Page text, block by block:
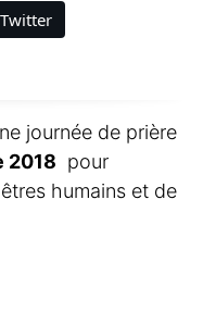
Twitter
journée de prière
2018 pour
humains et de